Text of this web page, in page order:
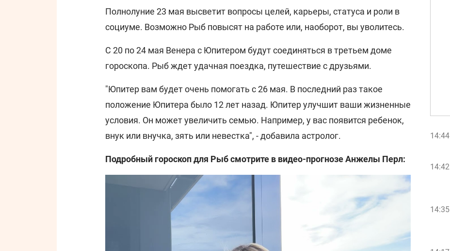
Полнолуние 23 мая высветит вопросы целей, карьеры, статуса и роли в
социуме. Возможно Рыб повысят на работе или, наоборот, вы уволитесь.
С 20 по 24 мая Венера с Юпитером будут соединяться в третьем доме
гороскопа. Рыб ждет удачная поездка, путешествие с друзьями.
"Юпитер вам будет очень помогать с 26 мая. В последний раз такое
положение Юпитера было 12 лет назад. Юпитер улучшит ваши жизненные
условия. Он может увеличить семью. Например, у вас появится ребенок,
внук или внучка, зять или невестка", - добавила астролог.
Подробный гороскоп для Рыб смотрите в видео-прогнозе Анжелы Перл:
14:44
14:42
14:35